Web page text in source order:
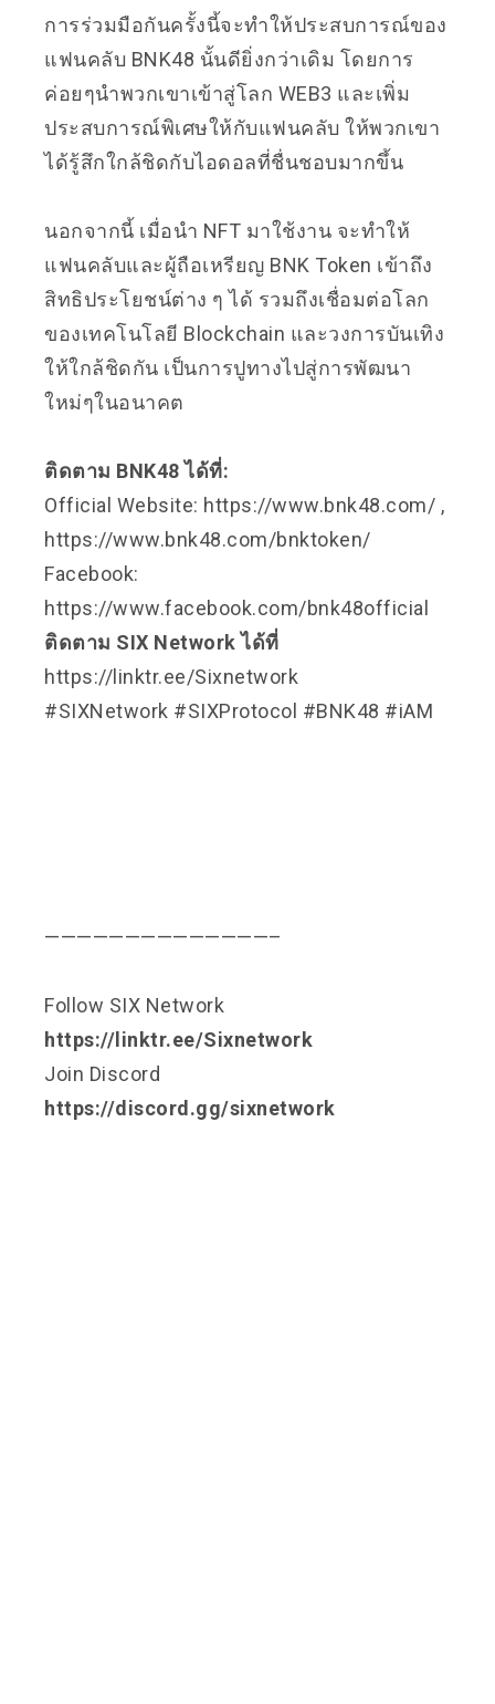
การร่วมมือกันครั้งนี้จะทำให้ประสบการณ์ของ
แฟนคลับ BNK48 นั้นดียิ่งกว่าเดิม โดยการ
ค่อยๆนำพวกเขาเข้าสู่โลก WEB3 และเพิ่ม
ประสบการณ์พิเศษให้กับแฟนคลับ ให้พวกเขา
ได้รู้สึกใกล้ชิดกับไอดอลที่ชื่นชอบมากขึ้น
นอกจากนี้ เมื่อนำ NFT มาใช้งาน จะทำให้
แฟนคลับและผู้ถือเหรียญ BNK Token เข้าถึง
สิทธิประโยชน์ต่าง ๆ ได้ รวมถึงเชื่อมต่อโลก
ของเทคโนโลยี Blockchain และวงการบันเทิง
ให้ใกล้ชิดกัน เป็นการปูทางไปสู่การพัฒนา
ใหม่ๆในอนาคต
ติดตาม BNK48 ได้ที่:
Official Website: https://www.bnk48.com/ ,
https://www.bnk48.com/bnktoken/
Facebook:
https://www.facebook.com/bnk48official
ติดตาม SIX Network ได้ที่
https://linktr.ee/Sixnetwork
#SIXNetwork #SIXProtocol #BNK48 #iAM
——————————————–
Follow SIX Network
https://linktr.ee/Sixnetwork
Join Discord
https://discord.gg/sixnetwork